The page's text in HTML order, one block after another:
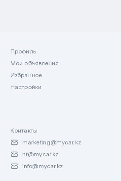
Профиль
Мои объявления
Избранное
Настройки
Контакты
marketing@mycar.kz
hr@mycar.kz
info@mycar.kz